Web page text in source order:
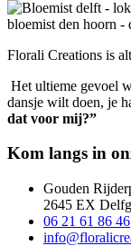
Florali Creations is
Het ultieme gevoel
dansje wilt doen, je
dat voor mij?”
Kom langs in
Gouden
2645 EX
06 21 61 86 46